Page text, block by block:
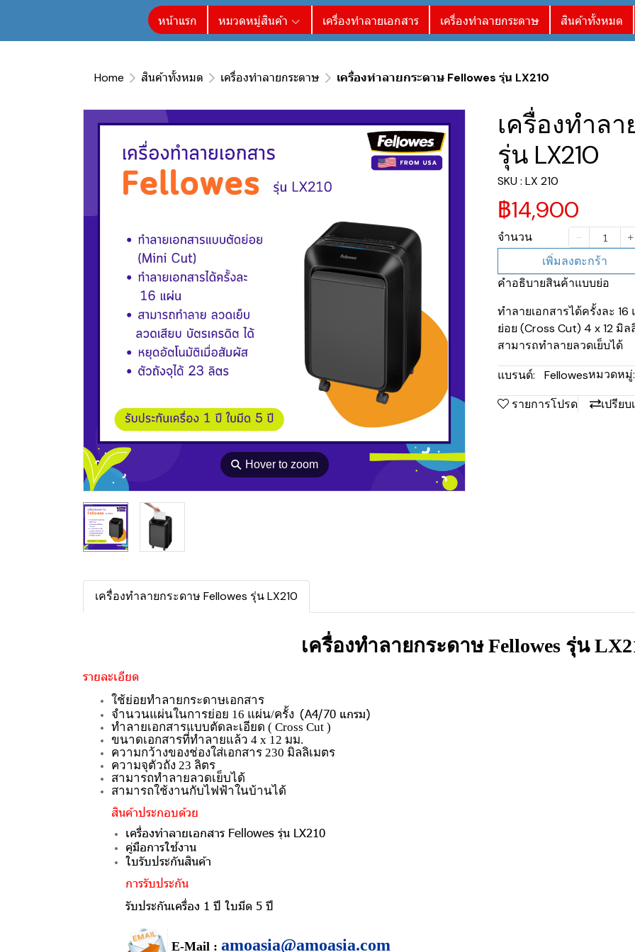
หน้าแรก หมวดหมู่สินค้า เครื่องทำลายเอกสาร เครื่องทำลายกระดาษ สินค้าทั้งหมด
Home สินค้าทั้งหมด เครื่องทำลายกระดาษ เครื่องทำลายกระดาษ Fellowes รุ่น LX210
⚲ Hover to zoom
เครื่องทำลา
รุ่น LX210
SKU : LX 210
฿14,900
จำนวน
เพิ่มลงตะกร้า
คำอธิบายสินค้าแบบย่อ
ทำลายเอกสารได้ครั้งละ
ย่อย (Cross Cut) 4 x 12 มิ
สามารถทำลายลวดเย็บได้
แบรนด์:
Fellowesหมวดหมู่:
รายการโปรด
เปรียบ
เครื่องทำลายกระดาษ Fellowes รุ่น LX210
เครื่องทำลายกระดาษ Fellowes รุ่น
รายละเอียด
ใช้ย่อยทำลายกระดาษเอกสาร
จำนวนแผ่นในการย่อย 16 แผ่น/ครั้ง (A4/70 แกรม)
ทำลายเอกสารแบบตัดละเอียด ( Cross Cut )
ขนาดเอกสารที่ทำลายแล้ว 4 x 12 มม.
ความกว้างของช่องใส่เอกสาร 230 มิลลิเมตร
ความจุตัวถัง 23 ลิตร
สามารถทำลายลวดเย็บได้
สามารถใช้งานกับไฟฟ้าในบ้านได้
สินค้าประกอบด้วย
เครื่องทำลายเอกสาร Fellowes รุ่น LX210
คู่มือการใช้งาน
ใบรับประกันสินค้า
การรับประกัน
รับประกันเครื่อง 1 ปี ใบมีด 5 ปี
E-Mail : amoasia@amoasia.com